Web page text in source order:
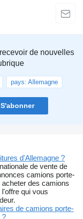
de nouvelles
pays: Allemagne
S'abonner
d'Allemagne ?
de vente de
camions porte-
des camions
qui vous
de camions porte-
?